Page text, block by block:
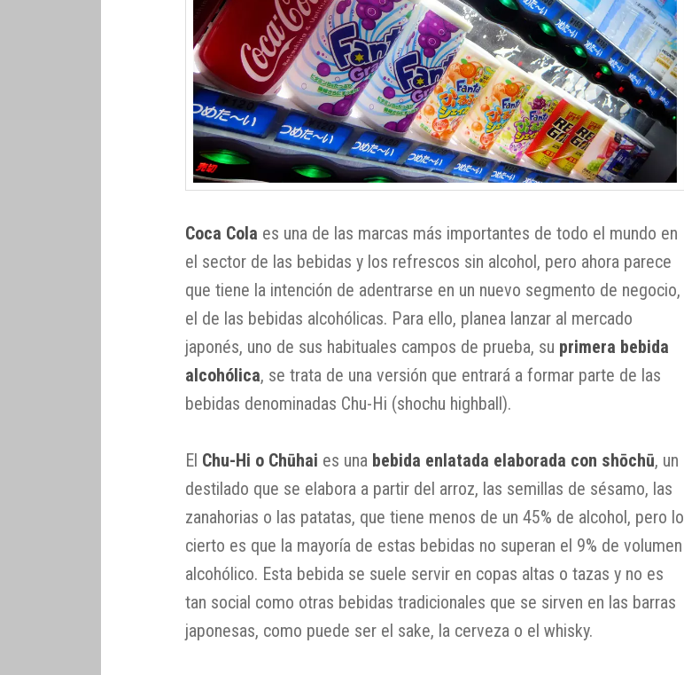
Coca Cola es una de las marcas más importantes de todo el mundo en
el sector de las bebidas y los refrescos sin alcohol, pero ahora parece
que tiene la intención de adentrarse en un nuevo segmento de negocio,
el de las bebidas alcohólicas. Para ello, planea lanzar al mercado
japonés, uno de sus habituales campos de prueba, su primera bebida
alcohólica, se trata de una versión que entrará a formar parte de las
bebidas denominadas Chu-Hi (shochu highball).
El Chu-Hi o Chūhai es una bebida enlatada elaborada con shōchū, un
destilado que se elabora a partir del arroz, las semillas de sésamo, las
zanahorias o las patatas, que tiene menos de un 45% de alcohol, pero lo
cierto es que la mayoría de estas bebidas no superan el 9% de volumen
alcohólico. Esta bebida se suele servir en copas altas o tazas y no es
tan social como otras bebidas tradicionales que se sirven en las barras
japonesas, como puede ser el sake, la cerveza o el whisky.